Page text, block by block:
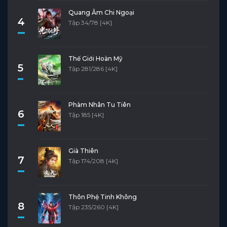
4
Quang Âm Chi Ngoại
Tập 34/78 [4K]
5
Thế Giới Hoàn Mỹ
Tập 281/286 [4K]
6
Phàm Nhân Tu Tiên
Tập 185 [4K]
7
Già Thiên
Tập 174/208 [4K]
8
Thôn Phệ Tinh Không
Tập 235/260 [4K]